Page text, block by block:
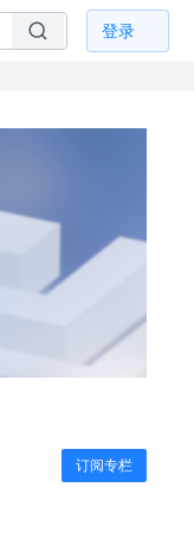
登录
订阅专栏